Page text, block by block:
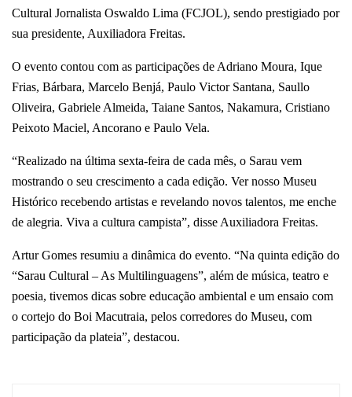
Cultural Jornalista Oswaldo Lima (FCJOL), sendo prestigiado por
sua presidente, Auxiliadora Freitas.
O evento contou com as participações de Adriano Moura, Ique
Frias, Bárbara, Marcelo Benjá, Paulo Victor Santana, Saullo
Oliveira, Gabriele Almeida, Taiane Santos, Nakamura, Cristiano
Peixoto Maciel, Ancorano e Paulo Vela.
“Realizado na última sexta-feira de cada mês, o Sarau vem
mostrando o seu crescimento a cada edição. Ver nosso Museu
Histórico recebendo artistas e revelando novos talentos, me enche
de alegria. Viva a cultura campista”, disse Auxiliadora Freitas.
Artur Gomes resumiu a dinâmica do evento. “Na quinta edição do
“Sarau Cultural – As Multilinguagens”, além de música, teatro e
poesia, tivemos dicas sobre educação ambiental e um ensaio com
o cortejo do Boi Macutraia, pelos corredores do Museu, com
participação da plateia”, destacou.